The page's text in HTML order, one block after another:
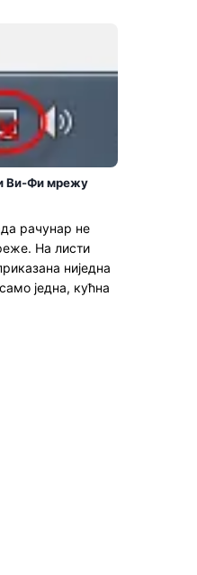
Ви-Фи мрежу
рачунар не
На листи
ниједна
једна, кућна